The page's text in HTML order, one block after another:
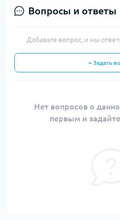
Вопросы и ответы
Добавьте вопрос, и мы
+ Задать
Нет вопросов о
первым и